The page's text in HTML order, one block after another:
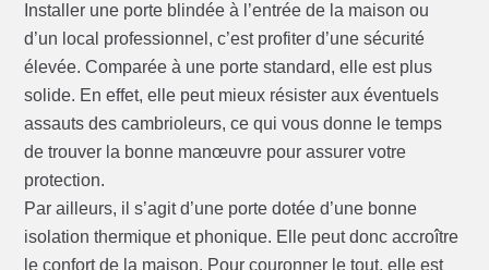
Installer une porte blindée à l’entrée de la maison ou
d’un local professionnel, c’est profiter d’une sécurité
élevée. Comparée à une porte standard, elle est plus
solide. En effet, elle peut mieux résister aux éventuels
assauts des cambrioleurs, ce qui vous donne le temps
de trouver la bonne manœuvre pour assurer votre
protection.
Par ailleurs, il s’agit d’une porte dotée d’une bonne
isolation thermique et phonique. Elle peut donc accroître
le confort de la maison. Pour couronner le tout, elle est